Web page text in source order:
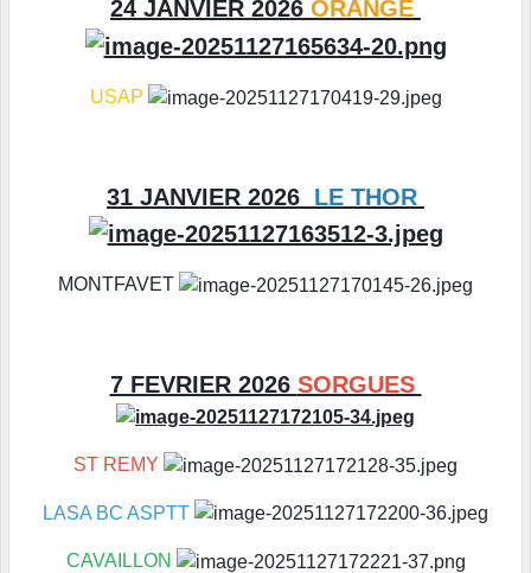
24 JANVIER 2026 ORANGE
USAP
31 JANVIER 2026 LE THOR
MONTFAVET
7 FEVRIER 2026 SORGUES
ST REMY
LASA BC ASPTT
CAVAILLON